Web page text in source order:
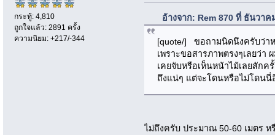
กระทู้: 4,810
ถูกใจแล้ว: 2891 ครั้ง
ความนิยม: +217/-344
อ้างจาก: Rem 870 ที่ ธันวาค
[quote/] ขอถามนิดนึงครับว่าห
เพราะขอสารภาพตรงๆเลยว่า
เคยจับหรือเห็นหน้าไม้เลยสักค
ถึงแน่ๆ แต่จะโดนหรือไม่โดนนี่
ไม่ถึงครับ ประมาณ 50-60 เมตร